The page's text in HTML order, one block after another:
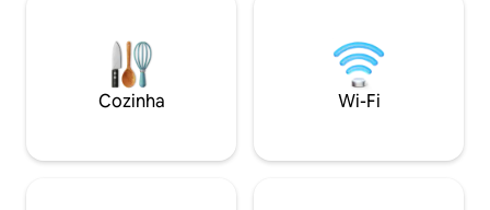
Cozinha Wi-Fi